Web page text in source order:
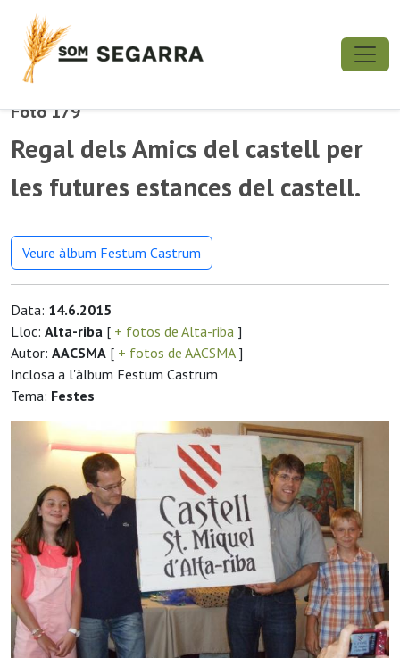
Foto 179
Regal dels Amics del castell per
les futures estances del castell.
Veure àlbum Festum Castrum
Data: 14.6.2015
Lloc: Alta-riba [ + fotos de Alta-riba ]
Autor: AACSMA [ + fotos de AACSMA ]
Inclosa a l'àlbum Festum Castrum
Tema: Festes